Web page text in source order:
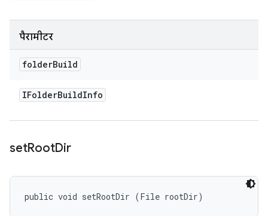
पैरामीटर
folderBuild
IFolderBuildInfo
setRootDir
public void setRootDir (File rootDir)